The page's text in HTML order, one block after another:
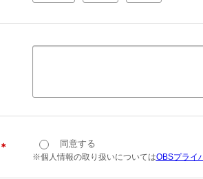
＊ 同意する
※個人情報の取り扱いについてはOBSプライ